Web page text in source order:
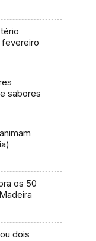
fevereiro
sabores
os 50
dois